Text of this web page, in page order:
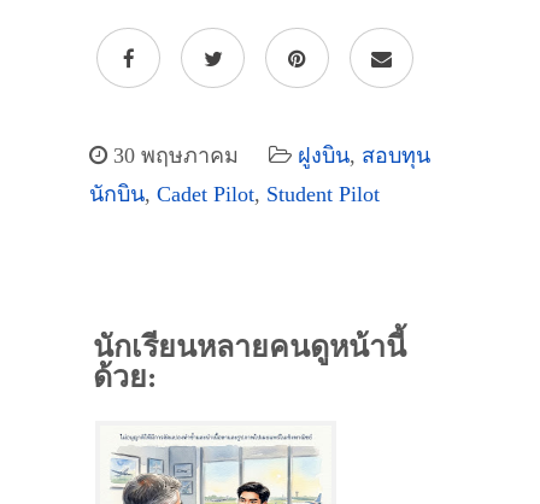
30 พฤษภาคม ฝูงบิน, สอบทุน
นักบิน, Cadet Pilot, Student Pilot
นักเรียนหลายคนดูหน้านี้
ด้วย: